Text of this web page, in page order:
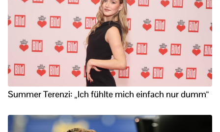
Summer Terenzi: „Ich fühlte mich einfach nur dumm“